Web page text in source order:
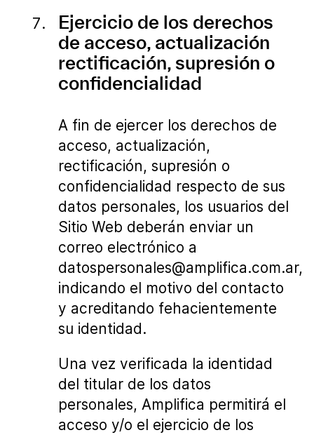
Ejercicio de los derechos
de acceso, actualización
rectificación, supresión o
confidencialidad
A fin de ejercer los derechos de
acceso, actualización,
rectificación, supresión o
confidencialidad respecto de sus
datos personales, los usuarios del
Sitio Web deberán enviar un
correo electrónico a
datospersonales@amplifica.com.ar,
indicando el motivo del contacto
y acreditando fehacientemente
su identidad.
Una vez verificada la identidad
del titular de los datos
personales, Amplifica permitirá el
acceso y/o el ejercicio de los